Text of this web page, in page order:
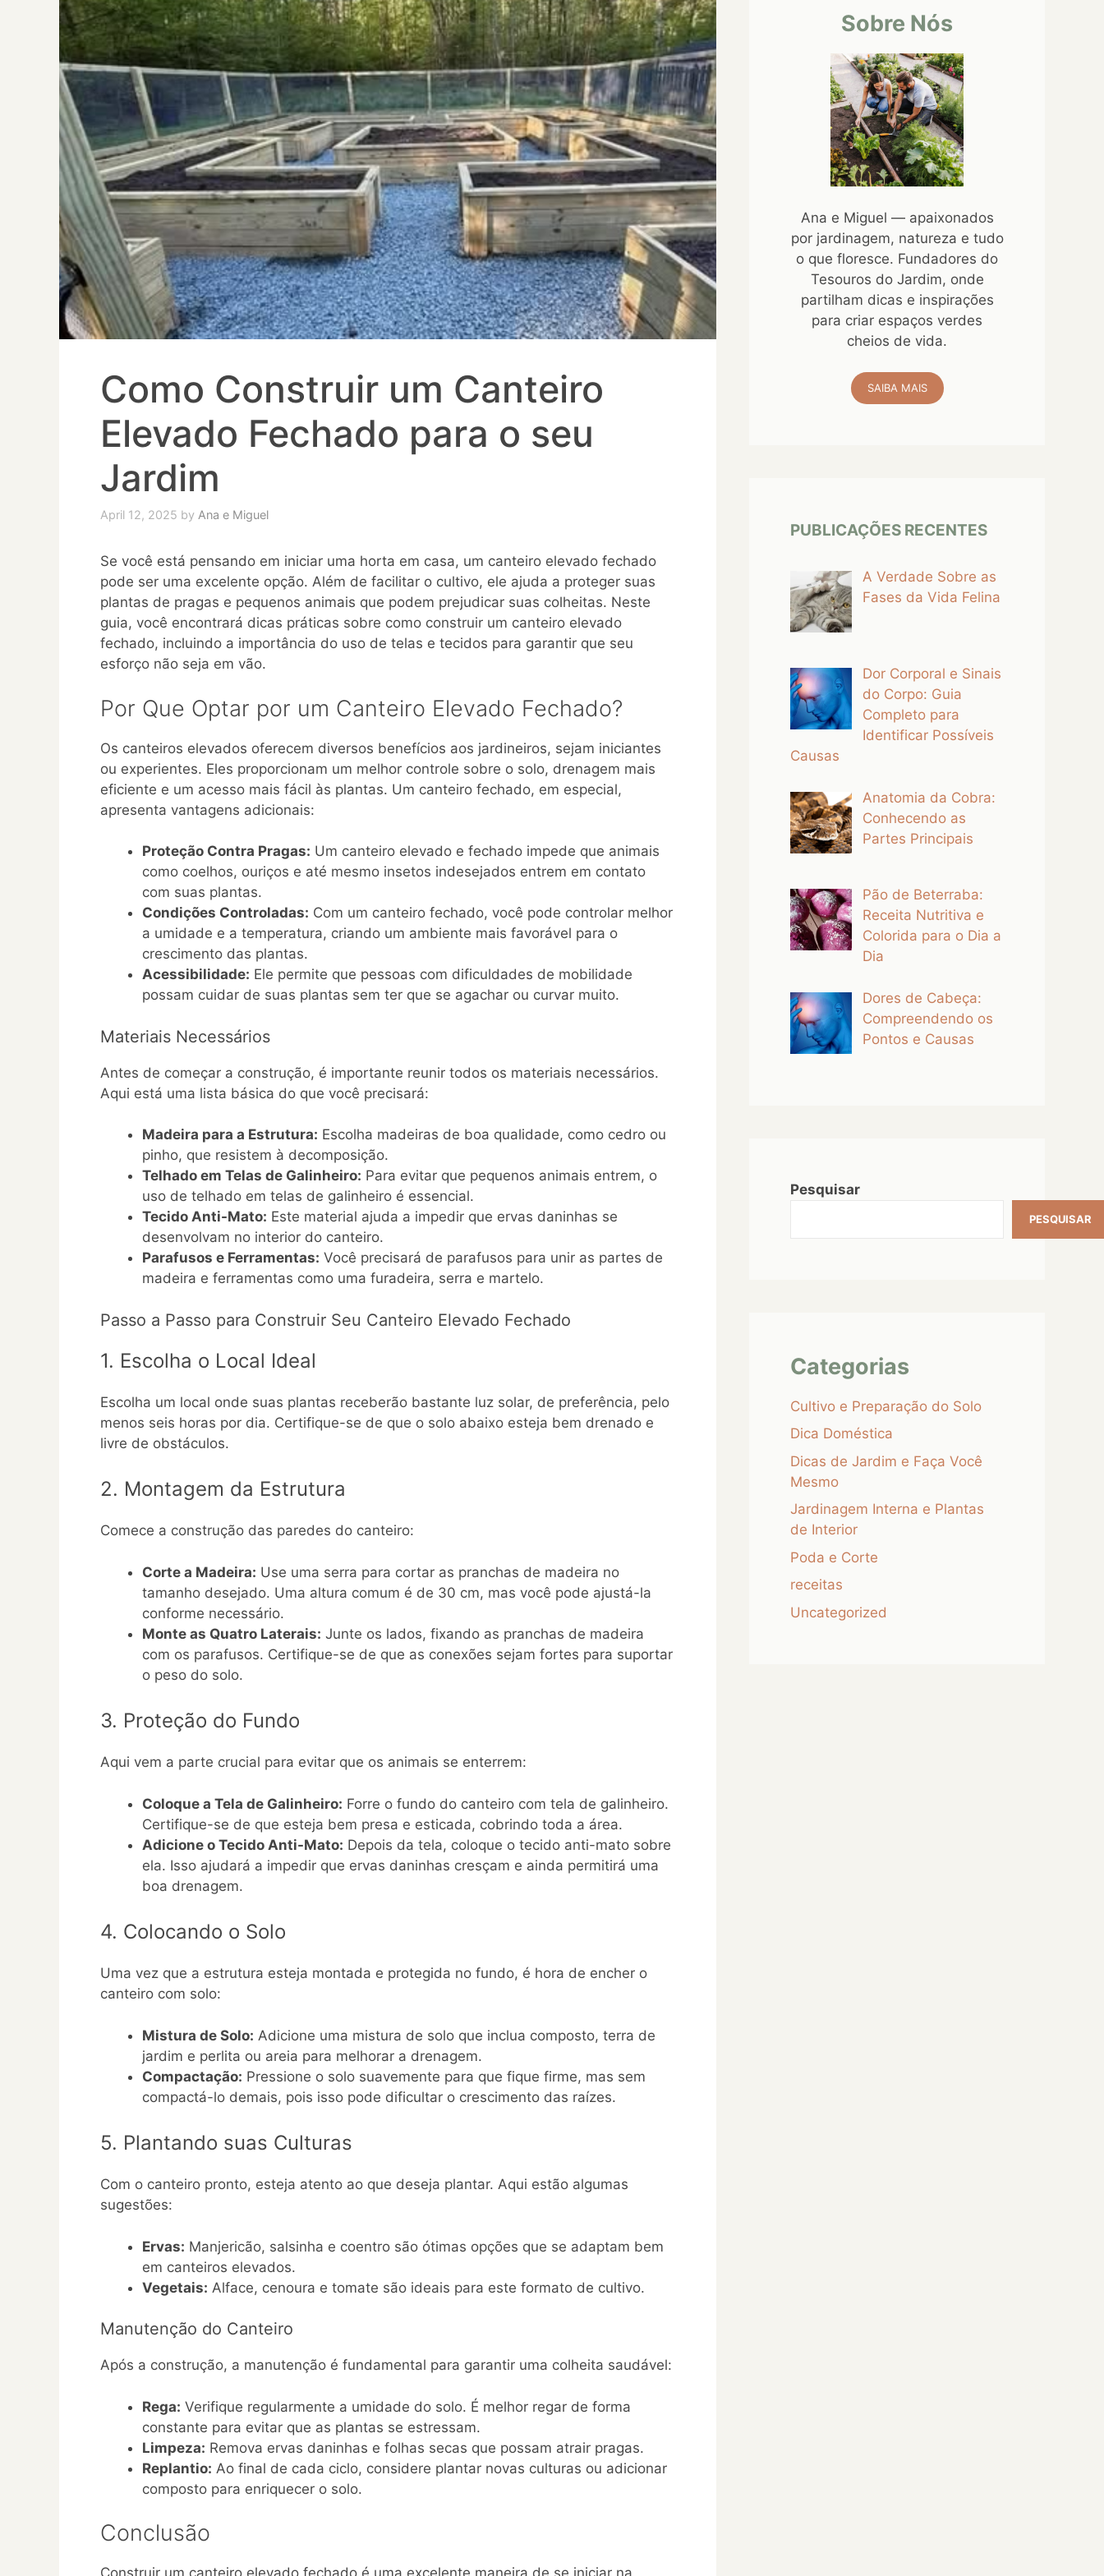
Como Construir um Canteiro
Elevado Fechado para o seu
Jardim
April 12, 2025 by Ana e Miguel
Se você está pensando em iniciar uma horta em casa, um canteiro elevado fechado
pode ser uma excelente opção. Além de facilitar o cultivo, ele ajuda a proteger suas
plantas de pragas e pequenos animais que podem prejudicar suas colheitas. Neste
guia, você encontrará dicas práticas sobre como construir um canteiro elevado
fechado, incluindo a importância do uso de telas e tecidos para garantir que seu
esforço não seja em vão.
Por Que Optar por um Canteiro Elevado Fechado?
Os canteiros elevados oferecem diversos benefícios aos jardineiros, sejam iniciantes
ou experientes. Eles proporcionam um melhor controle sobre o solo, drenagem mais
eficiente e um acesso mais fácil às plantas. Um canteiro fechado, em especial,
apresenta vantagens adicionais:
Proteção Contra Pragas: Um canteiro elevado e fechado impede que animais
como coelhos, ouriços e até mesmo insetos indesejados entrem em contato
com suas plantas.
Condições Controladas: Com um canteiro fechado, você pode controlar melhor
a umidade e a temperatura, criando um ambiente mais favorável para o
crescimento das plantas.
Acessibilidade: Ele permite que pessoas com dificuldades de mobilidade
possam cuidar de suas plantas sem ter que se agachar ou curvar muito.
Materiais Necessários
Antes de começar a construção, é importante reunir todos os materiais necessários.
Aqui está uma lista básica do que você precisará:
Madeira para a Estrutura: Escolha madeiras de boa qualidade, como cedro ou
pinho, que resistem à decomposição.
Telhado em Telas de Galinheiro: Para evitar que pequenos animais entrem, o
uso de telhado em telas de galinheiro é essencial.
Tecido Anti-Mato: Este material ajuda a impedir que ervas daninhas se
desenvolvam no interior do canteiro.
Parafusos e Ferramentas: Você precisará de parafusos para unir as partes de
madeira e ferramentas como uma furadeira, serra e martelo.
Passo a Passo para Construir Seu Canteiro Elevado Fechado
1. Escolha o Local Ideal
Escolha um local onde suas plantas receberão bastante luz solar, de preferência, pelo
menos seis horas por dia. Certifique-se de que o solo abaixo esteja bem drenado e
livre de obstáculos.
2. Montagem da Estrutura
Comece a construção das paredes do canteiro:
Corte a Madeira: Use uma serra para cortar as pranchas de madeira no
tamanho desejado. Uma altura comum é de 30 cm, mas você pode ajustá-la
conforme necessário.
Monte as Quatro Laterais: Junte os lados, fixando as pranchas de madeira
com os parafusos. Certifique-se de que as conexões sejam fortes para suportar
o peso do solo.
3. Proteção do Fundo
Aqui vem a parte crucial para evitar que os animais se enterrem:
Coloque a Tela de Galinheiro: Forre o fundo do canteiro com tela de galinheiro.
Certifique-se de que esteja bem presa e esticada, cobrindo toda a área.
Adicione o Tecido Anti-Mato: Depois da tela, coloque o tecido anti-mato sobre
ela. Isso ajudará a impedir que ervas daninhas cresçam e ainda permitirá uma
boa drenagem.
4. Colocando o Solo
Uma vez que a estrutura esteja montada e protegida no fundo, é hora de encher o
canteiro com solo:
Mistura de Solo: Adicione uma mistura de solo que inclua composto, terra de
jardim e perlita ou areia para melhorar a drenagem.
Compactação: Pressione o solo suavemente para que fique firme, mas sem
compactá-lo demais, pois isso pode dificultar o crescimento das raízes.
5. Plantando suas Culturas
Com o canteiro pronto, esteja atento ao que deseja plantar. Aqui estão algumas
sugestões:
Ervas: Manjericão, salsinha e coentro são ótimas opções que se adaptam bem
em canteiros elevados.
Vegetais: Alface, cenoura e tomate são ideais para este formato de cultivo.
Manutenção do Canteiro
Após a construção, a manutenção é fundamental para garantir uma colheita saudável:
Rega: Verifique regularmente a umidade do solo. É melhor regar de forma
constante para evitar que as plantas se estressam.
Limpeza: Remova ervas daninhas e folhas secas que possam atrair pragas.
Replantio: Ao final de cada ciclo, considere plantar novas culturas ou adicionar
composto para enriquecer o solo.
Conclusão
Sobre Nós
Ana e Miguel — apaixonados
por jardinagem, natureza e tudo
o que floresce. Fundadores do
Tesouros do Jardim, onde
partilham dicas e inspirações
para criar espaços verdes
cheios de vida.
SAIBA MAIS
PUBLICAÇÕES RECENTES
A Verdade Sobre as
Fases da Vida Felina
Dor Corporal e Sinais
do Corpo: Guia
Completo para
Identificar Possíveis
Causas
Anatomia da Cobra:
Conhecendo as
Partes Principais
Pão de Beterraba:
Receita Nutritiva e
Colorida para o Dia a
Dia
Dores de Cabeça:
Compreendendo os
Pontos e Causas
Pesquisar
PESQUISAR
Categorias
Cultivo e Preparação do Solo
Dica Doméstica
Dicas de Jardim e Faça Você
Mesmo
Jardinagem Interna e Plantas
de Interior
Poda e Corte
receitas
Uncategorized